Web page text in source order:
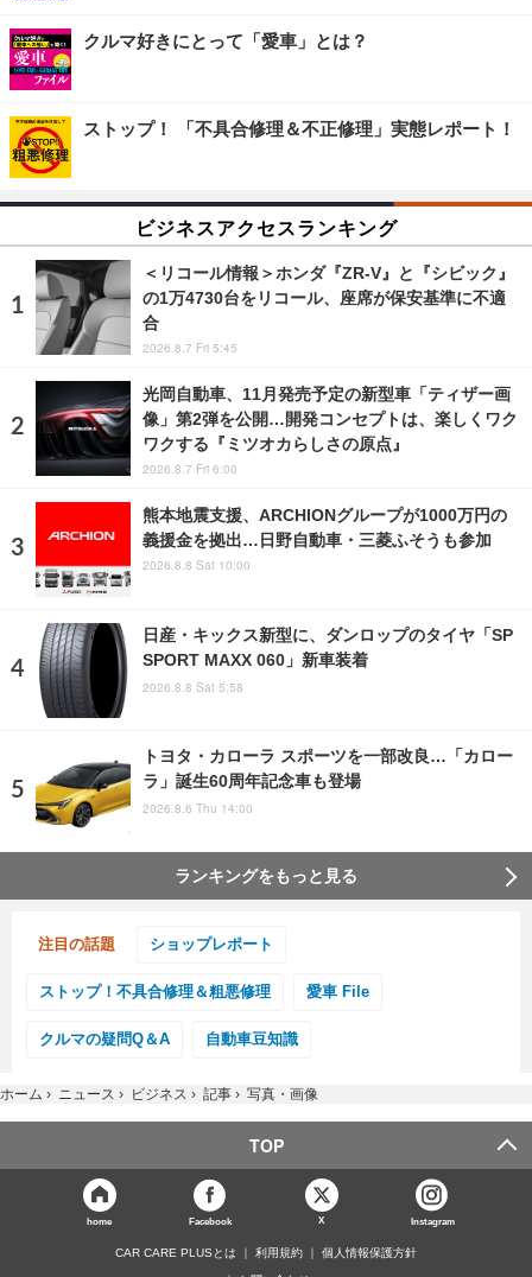
クルマ好きにとって「愛車」とは？
ストップ！ 「不具合修理＆不正修理」実態レポート！
ビジネスアクセスランキング
＜リコール情報＞ホンダ『ZR-V』と『シビック』
の1万4730台をリコール、座席が保安基準に不適
合
2026.8.7 Fri 5:45
光岡自動車、11月発売予定の新型車「ティザー画
像」第2弾を公開…開発コンセプトは、楽しくワク
ワクする『ミツオカらしさの原点』
2026.8.7 Fri 6:00
熊本地震支援、ARCHIONグループが1000万円の
義援金を拠出…日野自動車・三菱ふそうも参加
2026.8.8 Sat 10:00
日産・キックス新型に、ダンロップのタイヤ「SP
SPORT MAXX 060」新車装着
2026.8.8 Sat 5:58
トヨタ・カローラ スポーツを一部改良…「カロー
ラ」誕生60周年記念車も登場
2026.8.6 Thu 14:00
ランキングをもっと見る
注目の話題 ショップレポート
ストップ！不具合修理＆粗悪修理 愛車 File
クルマの疑問Q＆A 自動車豆知識
ホーム › ニュース › ビジネス › 記事 › 写真・画像
TOP
home Facebook X Instagram
CAR CARE PLUSとは 利用規約 個人情報保護方針